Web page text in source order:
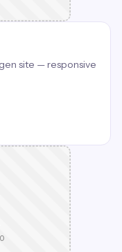
site — responsive